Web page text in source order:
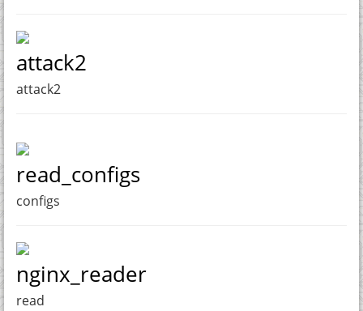
attack2
attack2
read_configs
configs
nginx_reader
read